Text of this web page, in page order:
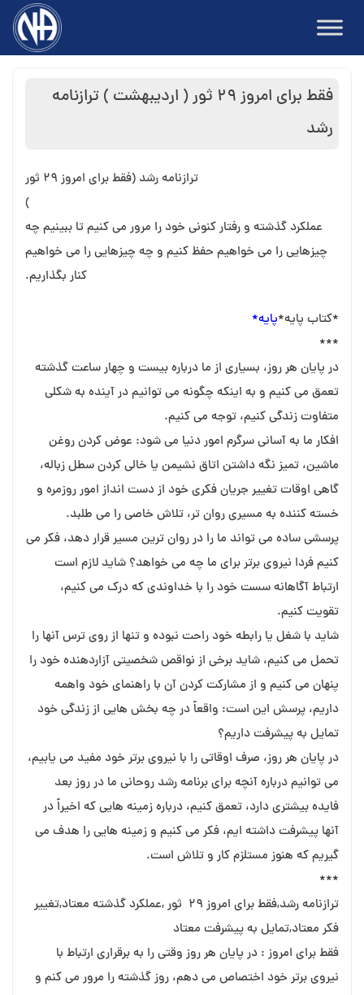
content
فقط برای امروز ٢٩ ثور ( اردیبهشت ) ترازنامه
رشد
ترازنامه رشد (فقط برای امروز 29 ثور
)
عملکرد گذشته و رفتار کنونی خود را مرور می کنیم تا ببینیم چه
چیزهایی را می خواهیم حفظ کنیم و چه چیزهایی را می خواهیم
کنار بگذاریم.
*کتاب پایه*پایه*
***
در پایان هر روز، بسیاری از ما درباره بیست و چهار ساعت گذشته
تعمق می کنیم و به اینکه چگونه می توانیم در آینده به شکلی
متفاوت زندگی کنیم، توجه می کنیم.
افکار ما به آسانی سرگرم امور دنیا می شود: عوض کردن روغن
ماشین، تمیز نگه داشتن اتاق نشیمن یا خالی کردن سطل زباله،
گاهی اوقات تغییر جریان فکری خود از دست انداز امور روزمره و
خسته کننده به مسیری روان تر، تلاش خاصی را می طلبد.
پرسشی ساده می تواند ما را در روان ترین مسیر قرار دهد، فکر می
کنیم فردا نیروی برتر برای ما چه می خواهد؟ شاید لازم است
ارتباط آگاهانه سست خود را با خداوندی که درک می کنیم،
تقویت کنیم.
شاید با شغل یا رابطه خود راحت نبوده و تنها از روی ترس آنها را
تحمل می کنیم، شاید برخی از نواقص شخصیتی آزاردهنده خود را
پنهان می کنیم و از مشارکت کردن آن با راهنمای خود واهمه
داریم، پرسش این است: واقعاً در چه بخش هایی از زندگی خود
تمایل به پیشرفت داریم؟
در پایان هر روز، صرف اوقاتی را با نیروی برتر خود مفید می یابیم،
می توانیم درباره آنچه برای برنامه رشد روحانی ما در روز بعد
فایده بیشتری دارد، تعمق کنیم، درباره زمینه هایی که اخیراً در
آنها پیشرفت داشته ایم، فکر می کنیم و زمینه هایی را هدف می
گیریم که هنوز مستلزم کار و تلاش است.
***
ترازنامه رشد,فقط برای امروز 29 ثور ,عملکرد گذشته معتاد,تغییر
فکر معتاد,تمایل به پیشرفت معتاد
فقط برای امروز : در پایان هر روز وقتی را به برقراری ارتباط با
نیروی برتر خود اختصاص می دهم، روز گذشته را مرور می کنم و